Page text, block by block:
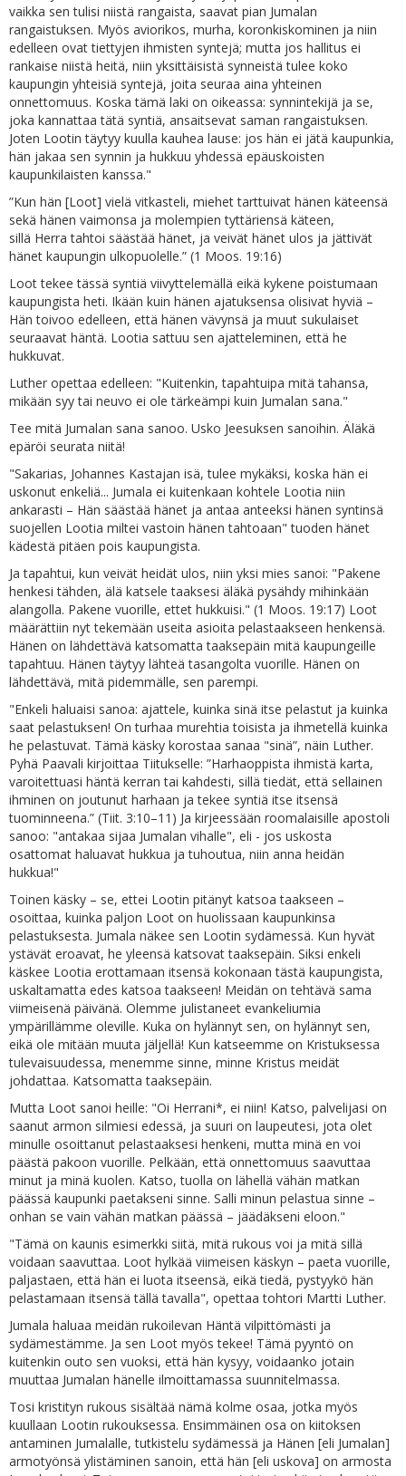
vaikka sen tulisi niistä rangaista, saavat pian Jumalan
rangaistuksen. Myös aviorikos, murha, koronkiskominen ja niin
edelleen ovat tiettyjen ihmisten syntejä; mutta jos hallitus ei
rankaise niistä heitä, niin yksittäisistä synneistä tulee koko
kaupungin yhteisiä syntejä, joita seuraa aina yhteinen
onnettomuus. Koska tämä laki on oikeassa: synnintekijä ja se,
joka kannattaa tätä syntiä, ansaitsevat saman rangaistuksen.
Joten Lootin täytyy kuulla kauhea lause: jos hän ei jätä kaupunkia,
hän jakaa sen synnin ja hukkuu yhdessä epäuskoisten
kaupunkilaisten kanssa."
”Kun hän [Loot] vielä vitkasteli, miehet tarttuivat hänen käteensä
sekä hänen vaimonsa ja molempien tyttäriensä käteen,
sillä Herra tahtoi säästää hänet, ja veivät hänet ulos ja jättivät
hänet kaupungin ulkopuolelle.” (1 Moos. 19:16)
Loot tekee tässä syntiä viivyttelemällä eikä kykene poistumaan
kaupungista heti. Ikään kuin hänen ajatuksensa olisivat hyviä –
Hän toivoo edelleen, että hänen vävynsä ja muut sukulaiset
seuraavat häntä. Lootia sattuu sen ajatteleminen, että he
hukkuvat.
Luther opettaa edelleen: "Kuitenkin, tapahtuipa mitä tahansa,
mikään syy tai neuvo ei ole tärkeämpi kuin Jumalan sana."
Tee mitä Jumalan sana sanoo. Usko Jeesuksen sanoihin. Äläkä
epäröi seurata niitä!
"Sakarias, Johannes Kastajan isä, tulee mykäksi, koska hän ei
uskonut enkeliä... Jumala ei kuitenkaan kohtele Lootia niin
ankarasti – Hän säästää hänet ja antaa anteeksi hänen syntinsä
suojellen Lootia miltei vastoin hänen tahtoaan" tuoden hänet
kädestä pitäen pois kaupungista.
Ja tapahtui, kun veivät heidät ulos, niin yksi mies sanoi: "Pakene
henkesi tähden, älä katsele taaksesi äläkä pysähdy mihinkään
alangolla. Pakene vuorille, ettet hukkuisi." (1 Moos. 19:17) Loot
määrättiin nyt tekemään useita asioita pelastaakseen henkensä.
Hänen on lähdettävä katsomatta taaksepäin mitä kaupungeille
tapahtuu. Hänen täytyy lähteä tasangolta vuorille. Hänen on
lähdettävä, mitä pidemmälle, sen parempi.
"Enkeli haluaisi sanoa: ajattele, kuinka sinä itse pelastut ja kuinka
saat pelastuksen! On turhaa murehtia toisista ja ihmetellä kuinka
he pelastuvat. Tämä käsky korostaa sanaa "sinä”, näin Luther.
Pyhä Paavali kirjoittaa Tiitukselle: ”Harhaoppista ihmistä karta,
varoitettuasi häntä kerran tai kahdesti, sillä tiedät, että sellainen
ihminen on joutunut harhaan ja tekee syntiä itse itsensä
tuominneena.” (Tiit. 3:10–11) Ja kirjeessään roomalaisille apostoli
sanoo: "antakaa sijaa Jumalan vihalle", eli - jos uskosta
osattomat haluavat hukkua ja tuhoutua, niin anna heidän
hukkua!"
Toinen käsky – se, ettei Lootin pitänyt katsoa taakseen –
osoittaa, kuinka paljon Loot on huolissaan kaupunkinsa
pelastuksesta. Jumala näkee sen Lootin sydämessä. Kun hyvät
ystävät eroavat, he yleensä katsovat taaksepäin. Siksi enkeli
käskee Lootia erottamaan itsensä kokonaan tästä kaupungista,
uskaltamatta edes katsoa taakseen! Meidän on tehtävä sama
viimeisenä päivänä. Olemme julistaneet evankeliumia
ympärillämme oleville. Kuka on hylännyt sen, on hylännyt sen,
eikä ole mitään muuta jäljellä! Kun katseemme on Kristuksessa
tulevaisuudessa, menemme sinne, minne Kristus meidät
johdattaa. Katsomatta taaksepäin.
Mutta Loot sanoi heille: "Oi Herrani*, ei niin! Katso, palvelijasi on
saanut armon silmiesi edessä, ja suuri on laupeutesi, jota olet
minulle osoittanut pelastaaksesi henkeni, mutta minä en voi
päästä pakoon vuorille. Pelkään, että onnettomuus saavuttaa
minut ja minä kuolen. Katso, tuolla on lähellä vähän matkan
päässä kaupunki paetakseni sinne. Salli minun pelastua sinne –
onhan se vain vähän matkan päässä – jäädäkseni eloon."
"Tämä on kaunis esimerkki siitä, mitä rukous voi ja mitä sillä
voidaan saavuttaa. Loot hylkää viimeisen käskyn – paeta vuorille,
paljastaen, että hän ei luota itseensä, eikä tiedä, pystyykö hän
pelastamaan itsensä tällä tavalla", opettaa tohtori Martti Luther.
Jumala haluaa meidän rukoilevan Häntä vilpittömästi ja
sydämestämme. Ja sen Loot myös tekee! Tämä pyyntö on
kuitenkin outo sen vuoksi, että hän kysyy, voidaanko jotain
muuttaa Jumalan hänelle ilmoittamassa suunnitelmassa.
Tosi kristityn rukous sisältää nämä kolme osaa, jotka myös
kuullaan Lootin rukouksessa. Ensimmäinen osa on kiitoksen
antaminen Jumalalle, tutkistelu sydämessä ja Hänen [eli Jumalan]
armotyönsä ylistäminen sanoin, että hän [eli uskova] on armosta